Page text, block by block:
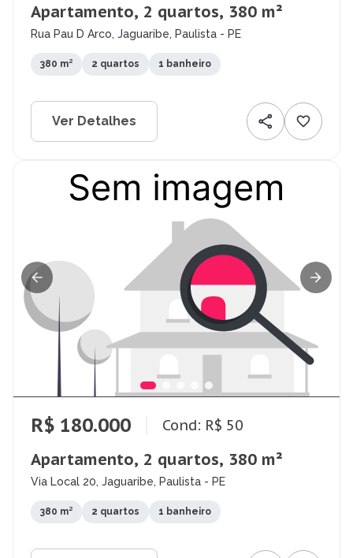
Apartamento, 2 quartos, 380 m²
Rua Pau D Arco, Jaguaribe, Paulista - PE
380 m² 2 quartos 1 banheiro
Ver Detalhes
R$ 180.000 Cond: R$ 50
Apartamento, 2 quartos, 380 m²
Via Local 20, Jaguaribe, Paulista - PE
380 m² 2 quartos 1 banheiro